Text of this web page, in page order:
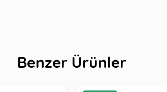
Benzer Ürünler